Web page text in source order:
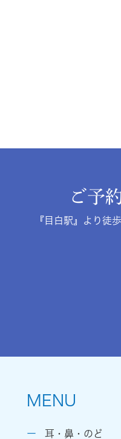
ご予
『目白駅』より徒
MENU
耳・鼻・のど